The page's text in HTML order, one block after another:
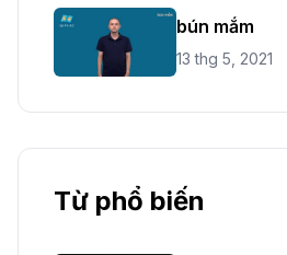
bún mắm
13 thg 5, 2021
Từ phổ biến